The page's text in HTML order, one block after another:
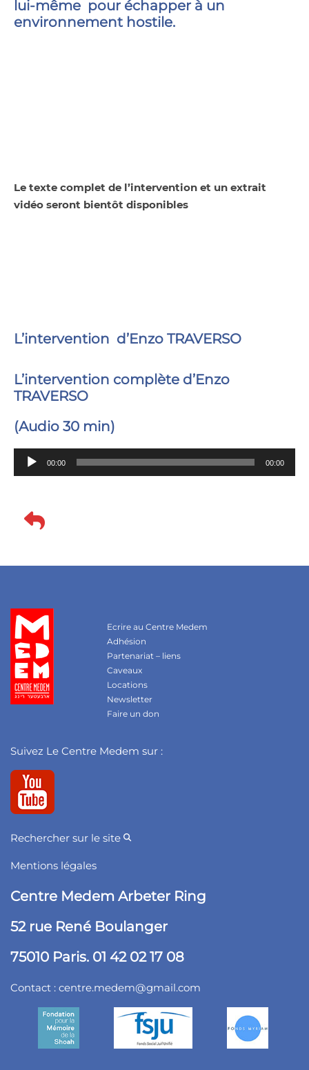
lui-même pour échapper à un
environnement hostile.
Le texte complet de l’intervention et un extrait
vidéo seront bientôt disponibles
L’intervention d’Enzo TRAVERSO
L’intervention complète d’Enzo
TRAVERSO
(Audio 30 min)
Lecteur
audio
00:00 00:00
Ecrire au Centre Medem
Adhésion
Partenariat – liens
Caveaux
Locations
Newsletter
Faire un don
Suivez Le Centre Medem sur :
Rechercher sur le site
Mentions légales
Centre Medem Arbeter Ring
52 rue René Boulanger
75010 Paris. 01 42 02 17 08
Contact : centre.medem@gmail.com